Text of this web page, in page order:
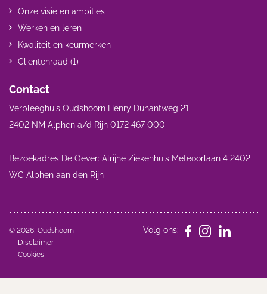
Onze visie en ambities
Werken en leren
Kwaliteit en keurmerken
Cliëntenraad (1)
Contact
Verpleeghuis Oudshoorn Henry Dunantweg 21
2402 NM Alphen a/d Rijn 0172 467 000
Bezoekadres De Oever: Alrijne Ziekenhuis Meteoorlaan 4 2402
WC Alphen aan den Rijn
© 2026, Oudshoorn
Disclaimer
Cookies
Volg ons: